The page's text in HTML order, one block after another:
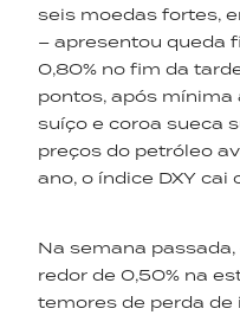
seis moedas fortes,
– apresentou queda
0,80% no fim da
pontos, após
suíço e coroa sueca
preços do petróleo
ano, o índice DXY cai
Na semana
redor de 0,50% na
temores de perda de